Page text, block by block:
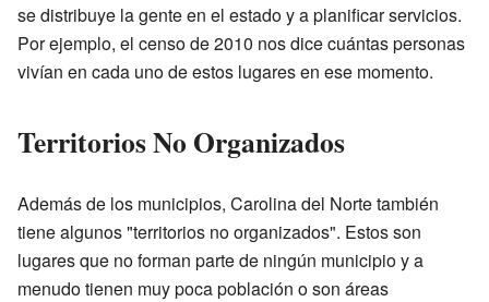
se distribuye la gente en el estado y a planificar servicios.
Por ejemplo, el censo de 2010 nos dice cuántas personas
vivían en cada uno de estos lugares en ese momento.
Territorios No Organizados
Además de los municipios, Carolina del Norte también
tiene algunos "territorios no organizados". Estos son
lugares que no forman parte de ningún municipio y a
menudo tienen muy poca población o son áreas